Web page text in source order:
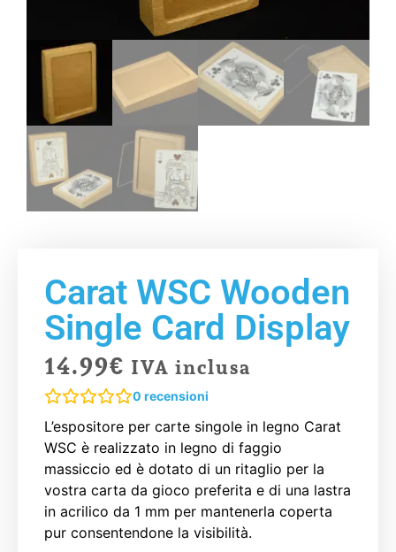
Carat WSC Wooden
Single Card Display
14.99€ IVA inclusa
0 recensioni
L’espositore per carte singole in legno Carat
WSC è realizzato in legno di faggio
massiccio ed è dotato di un ritaglio per la
vostra carta da gioco preferita e di una lastra
in acrilico da 1 mm per mantenerla coperta
pur consentendone la visibilità.